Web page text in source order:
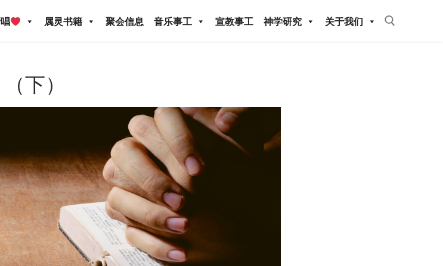
属灵书籍 聚会信息 音乐事工 宣教事工 神学研究 关于我们
灵书籍 聚会信息 音乐事工 宣教事工 神学研究
关于我们
下）